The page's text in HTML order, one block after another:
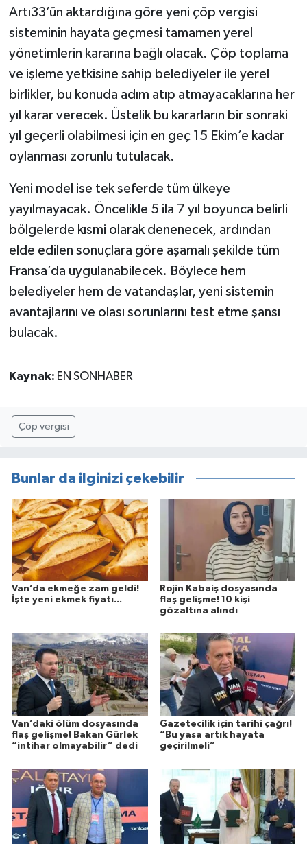
Artı33’ün aktardığına göre yeni çöp vergisi
sisteminin hayata geçmesi tamamen yerel
yönetimlerin kararına bağlı olacak. Çöp toplama
ve işleme yetkisine sahip belediyeler ile yerel
birlikler, bu konuda adım atıp atmayacaklarına her
yıl karar verecek. Üstelik bu kararların bir sonraki
yıl geçerli olabilmesi için en geç 15 Ekim’e kadar
oylanması zorunlu tutulacak.
Yeni model ise tek seferde tüm ülkeye
yayılmayacak. Öncelikle 5 ila 7 yıl boyunca belirli
bölgelerde kısmi olarak denenecek, ardından
elde edilen sonuçlara göre aşamalı şekilde tüm
Fransa’da uygulanabilecek. Böylece hem
belediyeler hem de vatandaşlar, yeni sistemin
avantajlarını ve olası sorunlarını test etme şansı
bulacak.
Kaynak: EN SONHABER
Çöp vergisi
Bunlar da ilginizi çekebilir
Van’da ekmeğe zam geldi!
İşte yeni ekmek fiyatı...
Rojin Kabaiş dosyasında
flaş gelişme! 10 kişi
gözaltına alındı
Van’daki ölüm dosyasında
flaş gelişme! Bakan Gürlek
“intihar olmayabilir” dedi
Gazetecilik için tarihi çağrı!
“Bu yasa artık hayata
geçirilmeli”